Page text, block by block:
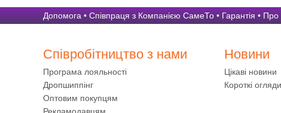
Допомога • Співпраця з Компанією СамеТо • Гарантія • Про
Співробітництво з нами
Програма лояльності
Дропшиппінг
Оптовим покупцям
Новини
Цікаві новини
Короткі